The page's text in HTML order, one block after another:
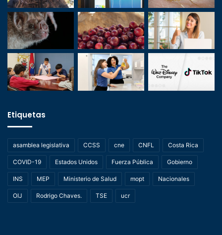
Etiquetas
asamblea legislativa CCSS cne CNFL Costa Rica
COVID-19 Estados Unidos Fuerza Pública Gobierno
INS MEP Ministerio de Salud mopt Nacionales
OIJ Rodrigo Chaves. TSE ucr